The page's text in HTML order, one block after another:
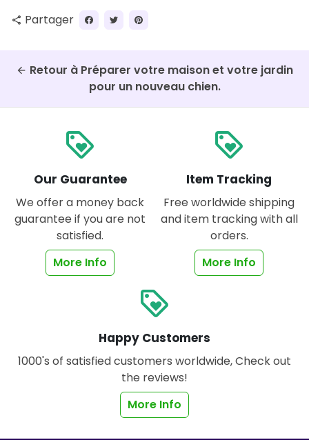
share Partager
arrow_back Retour à Préparer votre maison et votre jardin
pour un nouveau chien.
loyalty
Our Guarantee
We offer a money back
guarantee if you are not
satisfied.
More Info
loyalty
Item Tracking
Free worldwide shipping
and item tracking with all
orders.
More Info
loyalty
Happy Customers
1000's of satisfied customers worldwide, Check out
the reviews!
More Info